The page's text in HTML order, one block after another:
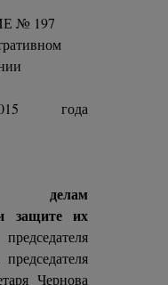
№ 197
года
делам
защите их
Чернова